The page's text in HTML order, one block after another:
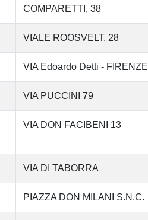
COMPARETTI, 38
VIALE ROOSVELT, 28
VIA Edoardo Detti - FIRENZE
VIA PUCCINI 79
VIA DON FACIBENI 13
VIA DI TABORRA
PIAZZA DON MILANI S.N.C.